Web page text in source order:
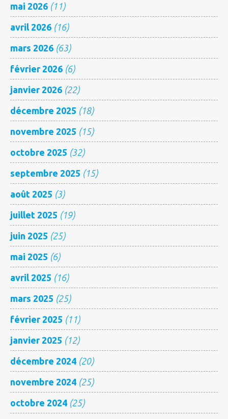
mai 2026 (11)
avril 2026 (16)
mars 2026 (63)
février 2026 (6)
janvier 2026 (22)
décembre 2025 (18)
novembre 2025 (15)
octobre 2025 (32)
septembre 2025 (15)
août 2025 (3)
juillet 2025 (19)
juin 2025 (25)
mai 2025 (6)
avril 2025 (16)
mars 2025 (25)
février 2025 (11)
janvier 2025 (12)
décembre 2024 (20)
novembre 2024 (25)
octobre 2024 (25)